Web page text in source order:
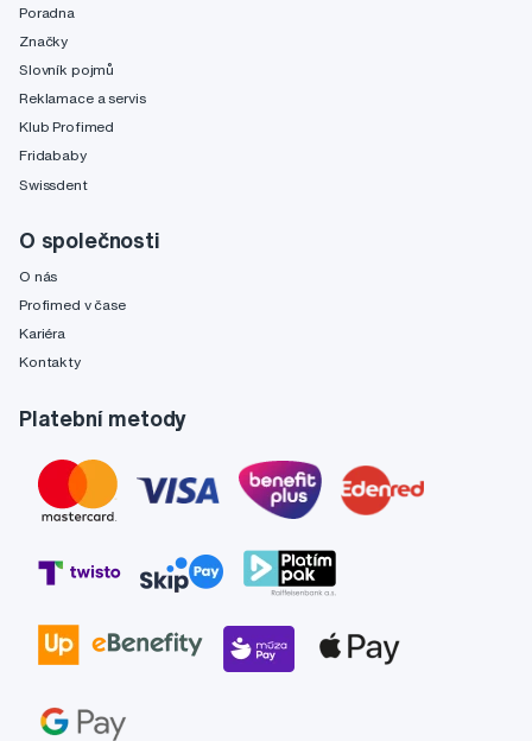
Poradna
Značky
Slovník pojmů
Reklamace a servis
Klub Profimed
Fridababy
Swissdent
O společnosti
O nás
Profimed v čase
Kariéra
Kontakty
Platební metody